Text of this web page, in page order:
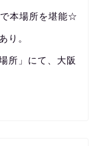
本場所を堪能☆
り。
所」にて、大阪